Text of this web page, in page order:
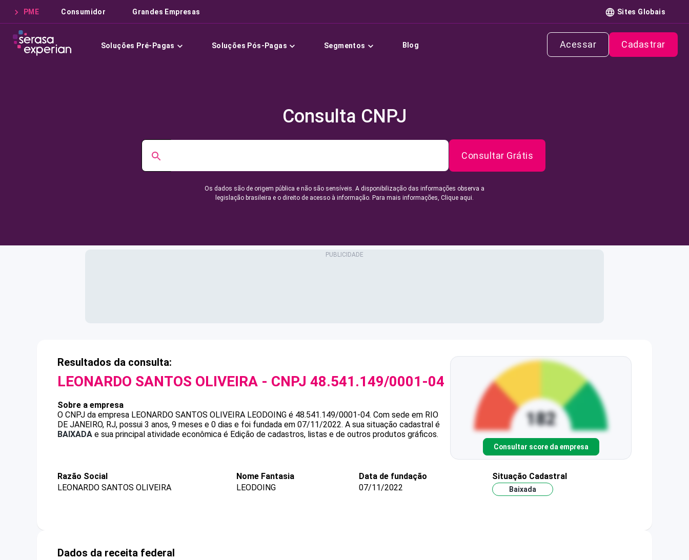
PME Consumidor Grandes Empresas Sites Globais
Soluções Pré-Pagas Soluções Pós-Pagas Segmentos Blog Acessar Cadastrar
Consulta CNPJ
Consultar Grátis
Os dados são de origem pública e não são sensíveis. A disponibilização das informações observa a
legislação brasileira e o direito de acesso à informação. Para mais informações, Clique aqui.
Resultados da consulta:
LEONARDO SANTOS OLIVEIRA - CNPJ 48.541.149/0001-04
Sobre a empresa
O CNPJ da empresa LEONARDO SANTOS OLIVEIRA LEODOING é 48.541.149/0001-04. Com sede em RIO
DE JANEIRO, RJ, possui 3 anos, 9 meses e 0 dias e foi fundada em 07/11/2022. A sua situação cadastral é
BAIXADA e sua principal atividade econômica é Edição de cadastros, listas e de outros produtos gráficos.
Consultar score da empresa
Razão Social
LEONARDO SANTOS OLIVEIRA
Nome Fantasia
LEODOING
Data de fundação
07/11/2022
Situação Cadastral
Baixada
Dados da receita federal